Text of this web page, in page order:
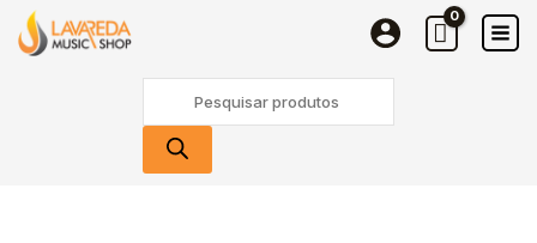
content
search